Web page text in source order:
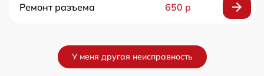
Ремонт разъема 650 р
У меня другая неисправность